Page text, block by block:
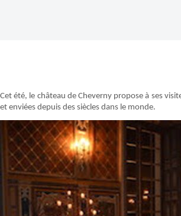
Cet été, le château de Cheverny propose à ses
et enviées depuis des siècles dans le monde.